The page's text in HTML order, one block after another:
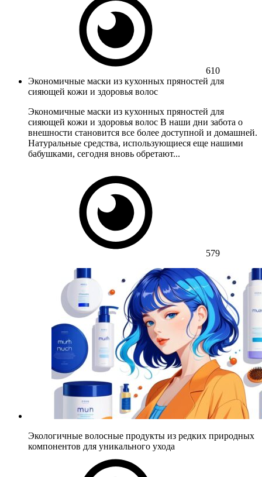
610
Экономичные маски из кухонных пряностей для
сияющей кожи и здоровья волос
Экономичные маски из кухонных пряностей для
сияющей кожи и здоровья волос В наши дни забота о
внешности становится все более доступной и домашней.
Натуральные средства, использующиеся еще нашими
бабушками, сегодня вновь обретают...
579
Экологичные волосные продукты из редких природных
компонентов для уникального ухода